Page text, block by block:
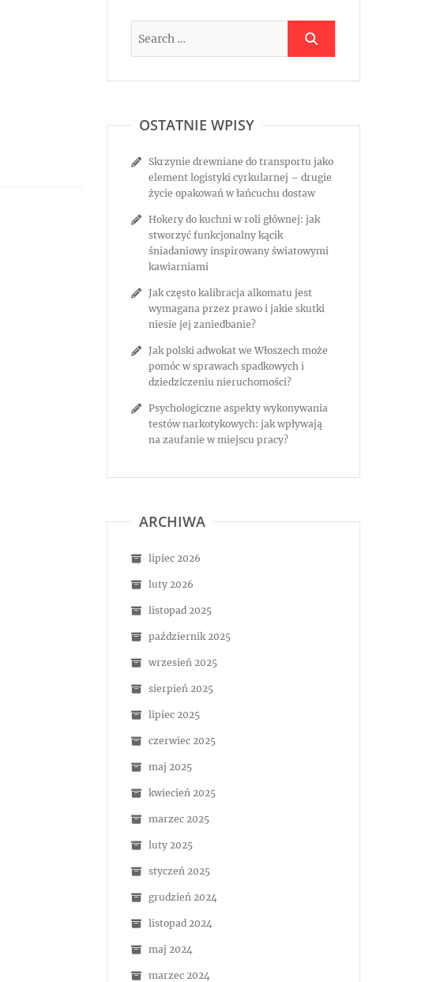
OSTATNIE WPISY
Skrzynie drewniane do transportu jako
element logistyki cyrkularnej – drugie
życie opakowań w łańcuchu dostaw
Hokery do kuchni w roli głównej: jak
stworzyć funkcjonalny kącik
śniadaniowy inspirowany światowymi
kawiarniami
Jak często kalibracja alkomatu jest
wymagana przez prawo i jakie skutki
niesie jej zaniedbanie?
Jak polski adwokat we Włoszech może
pomóc w sprawach spadkowych i
dziedziczeniu nieruchomości?
Psychologiczne aspekty wykonywania
testów narkotykowych: jak wpływają
na zaufanie w miejscu pracy?
ARCHIWA
lipiec 2026
luty 2026
listopad 2025
październik 2025
wrzesień 2025
sierpień 2025
lipiec 2025
czerwiec 2025
maj 2025
kwiecień 2025
marzec 2025
luty 2025
styczeń 2025
grudzień 2024
listopad 2024
maj 2024
marzec 2024